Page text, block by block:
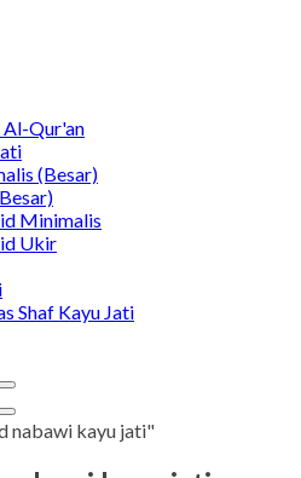
Al-Qur'an
(Besar)
Minimalis
Ukir
Shaf Kayu Jati
nabawi kayu jati"